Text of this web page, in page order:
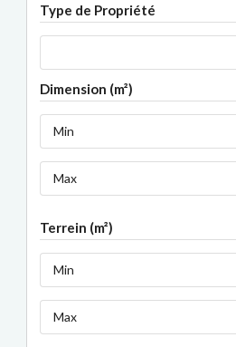
Type de Propriété
Dimension (m²)
Min
Max
Terrein (m²)
Min
Max